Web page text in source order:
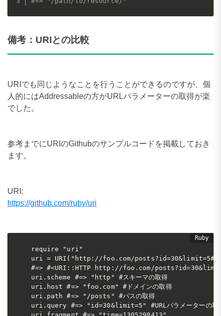
備考：URIとの比較
URIでも同じようなことを行うことができるのですが、個
人的にはAddressableの方がURLパラメーターの取得が楽
でした。
参考までにURIのGithubのサンプルコードを掲載しておき
ます。
URI:
https://github.com/ruby/uri
require "uri"
uri = URI("http://foo.com/
#=> #<URI::HTTP http://foo.com/
uri.scheme #=> "http" #スキーマの取得
uri.host #=> "foo.com" #ドメインの取得
uri.path #=> "/posts" #パスの取得
uri.query #=> "id=30&limit=5" #URLパラメーターの取